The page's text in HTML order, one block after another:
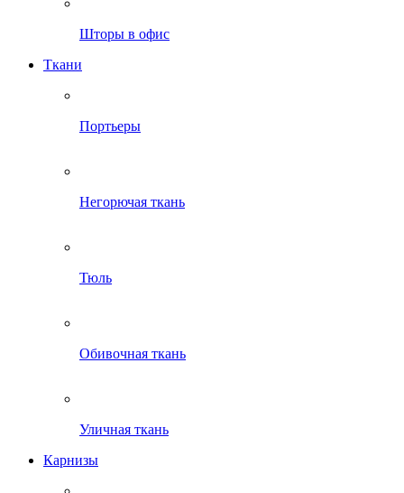
Шторы в офис
Ткани
Портьеры
Негорючая ткань
Тюль
Обивочная ткань
Уличная ткань
Карнизы